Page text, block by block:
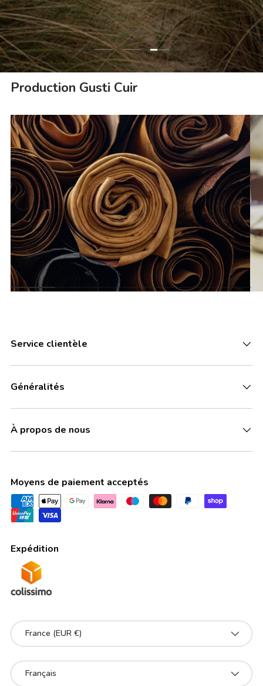
Charger la diapositive 1 de 3
Charger la diapositive 2 de 3
Charger la diapositive 3
Production Gusti Cuir
Service clientèle
Généralités
À propos de nous
Moyens de paiement acceptés
Expédition
Pays
France (EUR €)
Langue
Français